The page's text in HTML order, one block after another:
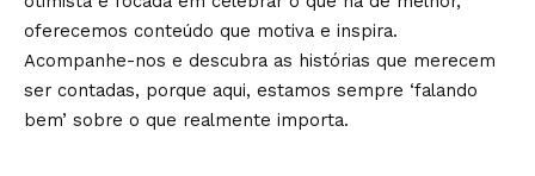
oferecemos conteúdo que motiva e inspira.
Acompanhe-nos e descubra as histórias que merecem
ser contadas, porque aqui, estamos sempre ‘falando
bem’ sobre o que realmente importa.